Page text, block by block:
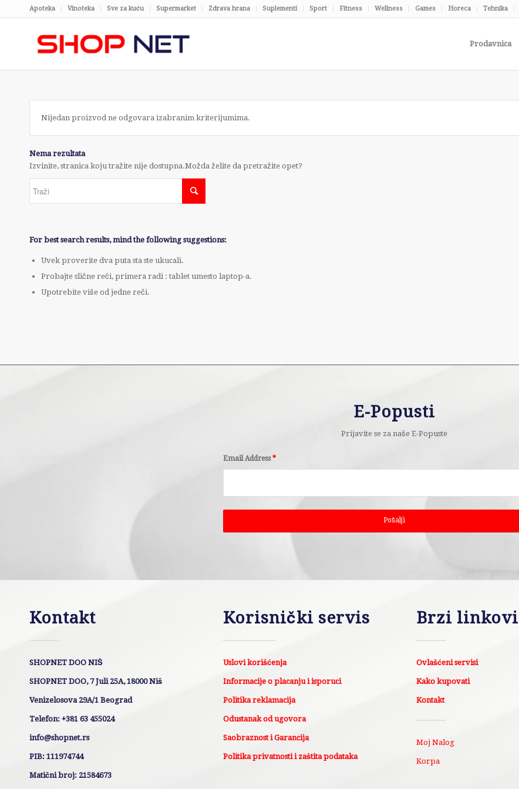
Apoteka Vinoteka Sve za kuću Supermarket Zdrava hrana Suplementi Sport Fitness Wellness Games Horeca Tehnika
Prodavnica
Nijedan proizvod ne odgovara izabranim kriterijumima.
Nema rezultata
Izvinite, stranica koju tražite nije dostupna.Možda želite da pretražite opet?
For best search results, mind the following suggestions:
Uvek proverite dva puta sta ste ukucali.
Probajte slične reči, primera radi : tablet umesto laptop-a.
Upotrebite više od jedne reči.
E-Popusti
Prijavite se za naše E-Popuste
Email Address*
Kontakt
SHOPNET DOO NIŠ
SHOPNET DOO, 7 Juli 25A, 18000 Niš
Venizelosova 29A/1 Beograd
Telefon: +381 63 455024
info@shopnet.rs
PIB: 111974744
Matični broj: 21584673
Korisnički servis
Uslovi korišćenja
Informacije o placanju i isporuci
Politika reklamacija
Odustanak od ugovora
Saobraznost i Garancija
Politika privatnosti i zaštita podataka
Brzi linkovi
Ovlašćeni servisi
Kako kupovati
Kontakt
Moj Nalog
Korpa